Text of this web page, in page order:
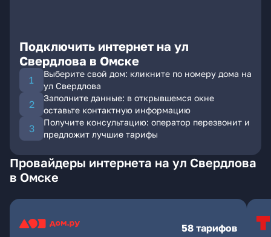
Подключить интернет на ул
Свердлова в Омске
Выберите свой дом: кликните по номеру дома на
ул Свердлова
Заполните данные: в открывшемся окне
оставьте контактную информацию
Получите консультацию: оператор перезвонит и
предложит лучшие тарифы
Провайдеры интернета на ул Свердлова
в Омске
58 тарифов